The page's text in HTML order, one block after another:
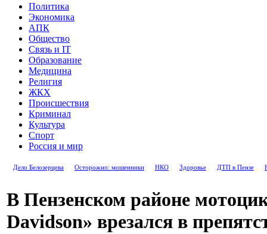
Политика
Экономика
АПК
Общество
Связь и IT
Образование
Медицина
Религия
ЖКХ
Происшествия
Криминал
Культура
Спорт
Россия и мир
Дело Белозерцева Осторожно: мошенники НКО Здоровье ДТП в Пензе
В Пензенском районе
Davidson» врезался в